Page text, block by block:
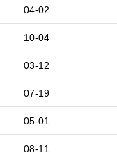
04-02
10-04
03-12
07-19
05-01
08-11